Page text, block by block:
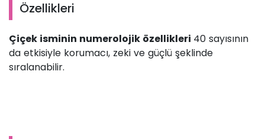
Özellikleri
Çiçek isminin numerolojik özellikleri 40 sayısının
da etkisiyle korumacı, zeki ve güçlü şeklinde
sıralanabilir.